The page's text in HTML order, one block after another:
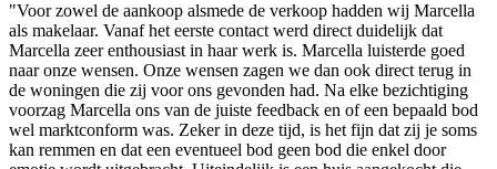
"Voor zowel de aankoop alsmede de verkoop hadden wij Marcella
als makelaar. Vanaf het eerste contact werd direct duidelijk dat
Marcella zeer enthousiast in haar werk is. Marcella luisterde goed
naar onze wensen. Onze wensen zagen we dan ook direct terug in
de woningen die zij voor ons gevonden had. Na elke bezichtiging
voorzag Marcella ons van de juiste feedback en of een bepaald bod
wel marktconform was. Zeker in deze tijd, is het fijn dat zij je soms
kan remmen en dat een eventueel bod geen bod die enkel door